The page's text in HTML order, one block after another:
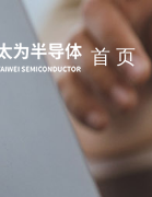
首 页